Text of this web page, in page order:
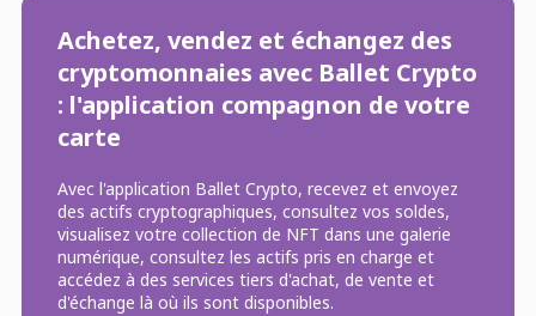
Achetez, vendez et échangez des
cryptomonnaies avec Ballet Crypto
: l'application compagnon de votre
carte
Avec l'application Ballet Crypto, recevez et envoyez
des actifs cryptographiques, consultez vos soldes,
visualisez votre collection de NFT dans une galerie
numérique, consultez les actifs pris en charge et
accédez à des services tiers d'achat, de vente et
d'échange là où ils sont disponibles.